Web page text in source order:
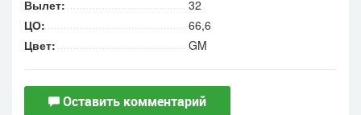
Вылет:
32
ЦО:
66,6
Цвет:
GM
Оставить комментарий